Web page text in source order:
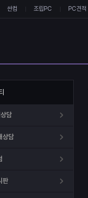
싼컴 조립PC PC견적
담
상담
판